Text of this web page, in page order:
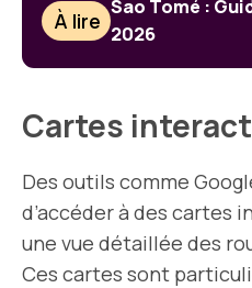
À lire
Sao Tomé :
2026
Cartes
Des outils comme
d’accéder à des cartes
une vue détaillée des
Ces cartes sont